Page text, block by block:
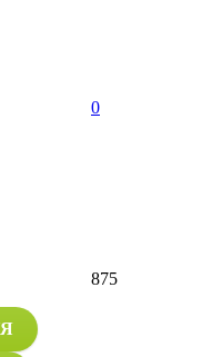
0
875